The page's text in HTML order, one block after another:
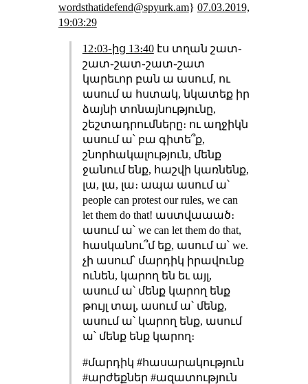
wordsthatidefend@spyurk.am} 07.03.2019,
19:03:29
12։03֊ից 13։40էս տղան շատ֊
շատ֊շատ֊շատ֊շատ
կարեւոր բան ա ասում, ու
ասում ա հստակ, նկատեք իր
ձայնի տոնայնությունը,
շեշտադրումները։ ու աղջիկն
ասում ա՝ բա գիտե՞ք,
շնորհակալություն, մենք
ջանում ենք, հաշվի կառնենք,
լա, լա, լա։ ապա ասում ա՝
people can protest our rules, we can
let them do that! աստվաաած։
ասում ա՝ we can let them do that,
հասկանու՞մ եք, ասում ա՝ we.
չի ասում՝ մարդիկ իրավունք
ունեն, կարող են եւ այլ,
ասում ա՝ մենք կարող ենք
թույլ տալ, ասում ա՝ մենք,
ասում ա՝ կարող ենք, ասում
ա՝ մենք ենք կարող։
#մարդիկ #հասարակություն
#արժեքներ #ազատություն